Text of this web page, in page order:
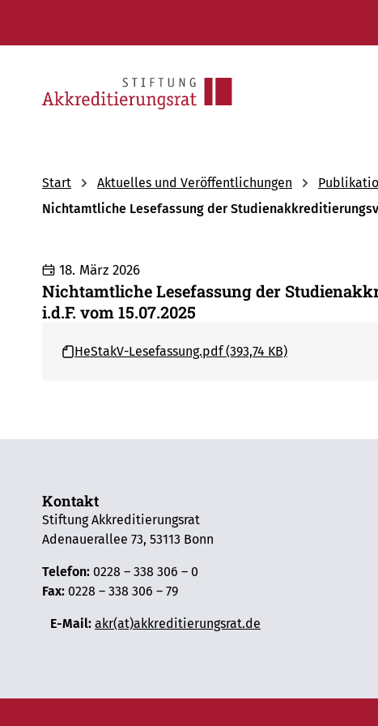
Start Aktuelles und Veröffentlichungen
Nichtamtliche Lesefassung der
18. März 2026
Nichtamtliche Lesefassung der
i.d.F. vom 15.07.2025
HeStakV-Lesefassung.pdf (393,74 KB)
Kontakt
Stiftung Akkreditierungsrat
Adenauerallee 73, 53113 Bonn
Telefon: 0228 – 338 306 – 0
Fax: 0228 – 338 306 – 79
E-Mail: akr(at)akkreditierungsrat.de